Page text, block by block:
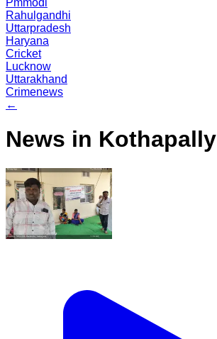
Pmmodi
Rahulgandhi
Uttarpradesh
Haryana
Cricket
Lucknow
Uttarakhand
Crimenews
←
News in Kothapally